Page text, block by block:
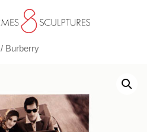
/ Burberry